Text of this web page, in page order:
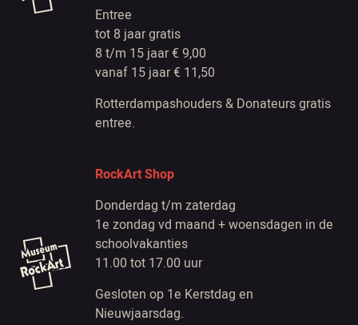
Entree
tot 8 jaar gratis
8 t/m 15 jaar € 9,00
vanaf 15 jaar € 11,50
Rotterdampashouders & Donateurs gratis
entree.
RockArt Shop
Donderdag t/m zaterdag
1e zondag vd maand + woensdagen in de
schoolvakanties
11.00 tot 17.00 uur
Gesloten op 1e Kerstdag en
Nieuwjaarsdag.